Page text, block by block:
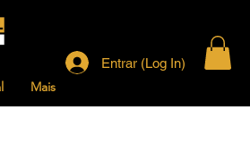
Mais
Entrar (Log In)